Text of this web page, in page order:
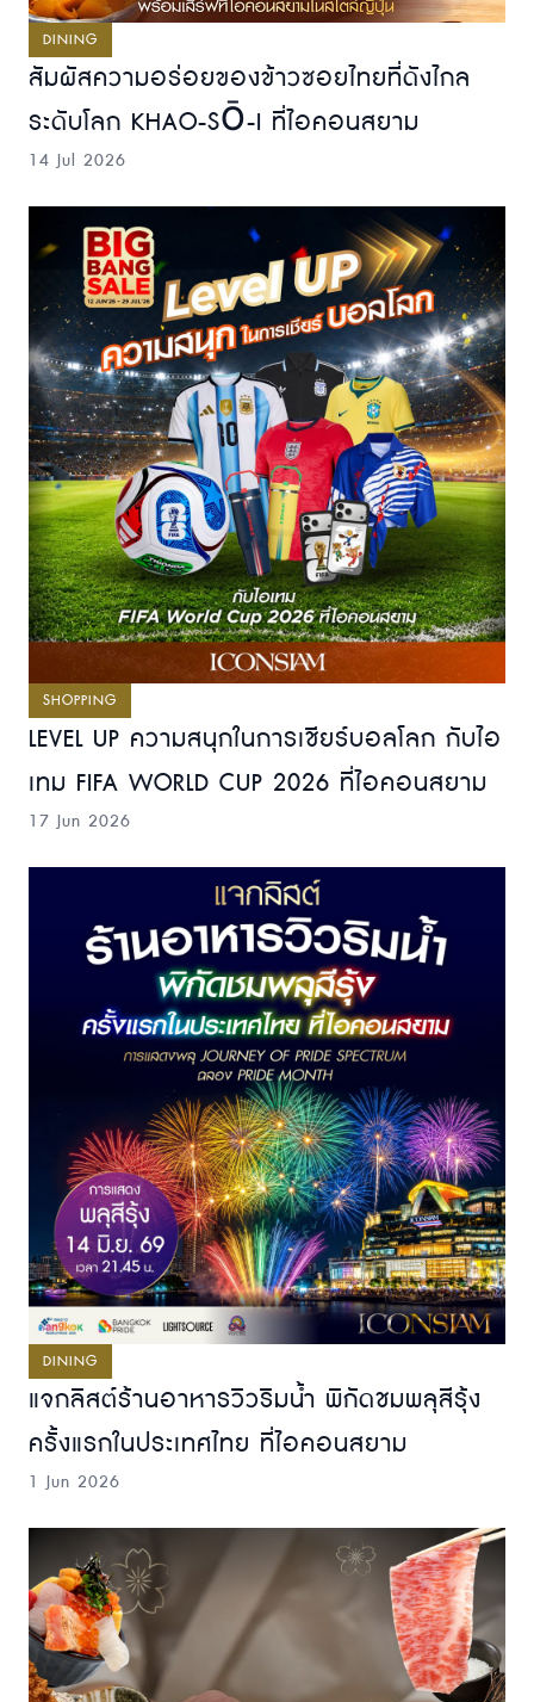
DINING
สัมผัสความอร่อยของข้าวซอยไทยที่ดังไกล
ระดับโลก KHAO-SŌ-I ที่ไอคอนสยาม
14 Jul 2026
SHOPPING
LEVEL UP ความสนุกในการเชียร์บอลโลก กับไอ
เทม FIFA WORLD CUP 2026 ที่ไอคอนสยาม
17 Jun 2026
DINING
แจกลิสต์ร้านอาหารวิวริมน้ำ พิกัดชมพลุสีรุ้ง
ครั้งแรกในประเทศไทย ที่ไอคอนสยาม
1 Jun 2026